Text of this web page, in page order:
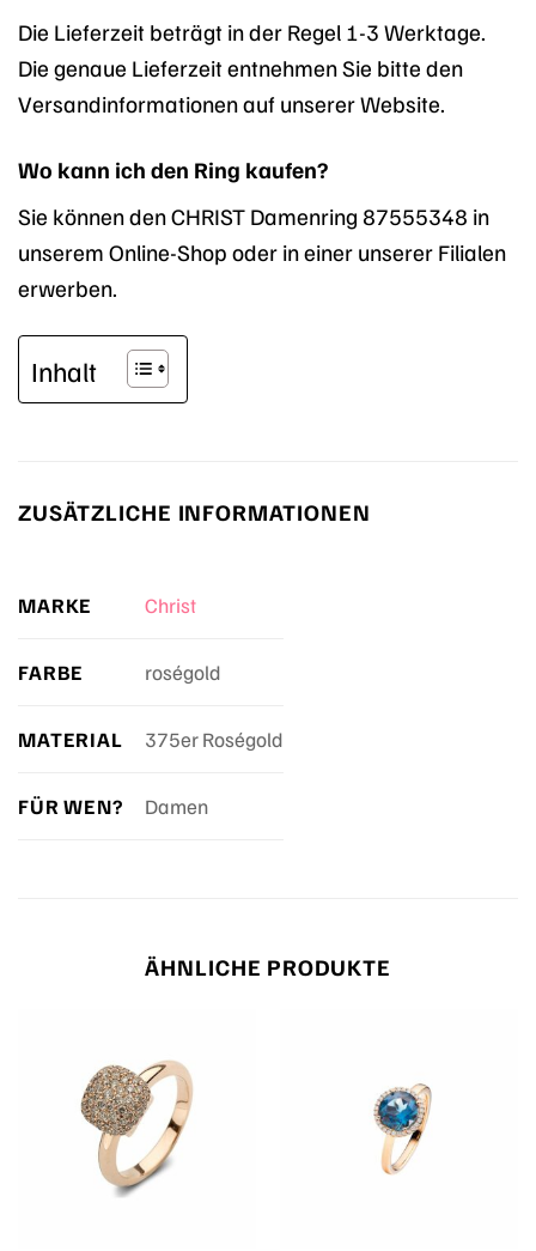
Die Lieferzeit beträgt in der Regel 1-3 Werktage.
Die genaue Lieferzeit entnehmen Sie bitte den
Versandinformationen auf unserer Website.
Wo kann ich den Ring kaufen?
Sie können den CHRIST Damenring 87555348 in
unserem Online-Shop oder in einer unserer Filialen
erwerben.
Inhalt
ZUSÄTZLICHE INFORMATIONEN
MARKE Christ
FARBE roségold
MATERIAL 375er Roségold
FÜR WEN? Damen
ÄHNLICHE PRODUKTE